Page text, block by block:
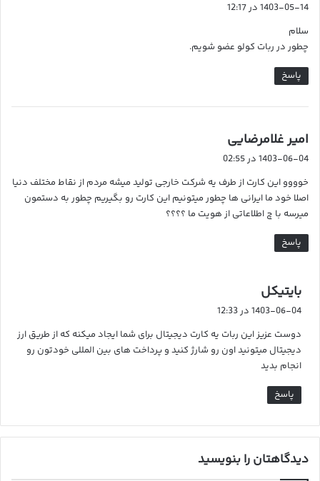
1403-05-14 در 12:17
سلام
چطور در ربات کولو عضو شویم.
پاسخ
امیر غلامرضایی
ف
:
1403-06-04 در 02:55
خوووو این کارت از طرف یه شرکت خارجی تولید میشه مردم از نقاط مختلف دنیا
اصلا خود ما ایرانی ها چطور میتونیم این کارت رو بگیریم چطور به دستمون
میرسه با چ اطلاعاتی از هویت ما ؟؟؟؟
پاسخ
بایتیکل
ف
:
1403-06-04 در 12:33
دوست عزیز این ربات یه کارت دیجیتال برای شما ایجاد میکنه که از طریق ارز
دیجیتال میتونید اون رو شارژ کنید و پرداخت های بین المللی خودتون رو
انجام بدید
پاسخ
دیدگاهتان را بنویسید